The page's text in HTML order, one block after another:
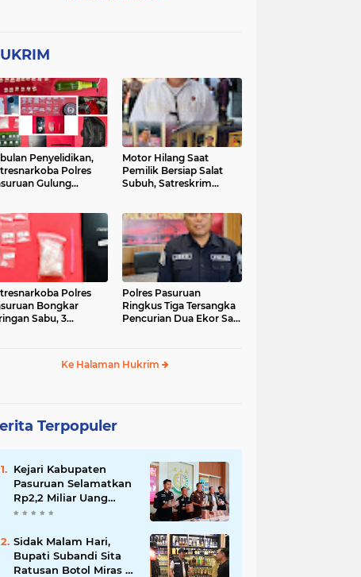
Penyelidikan,
Polres
Gulung
Motor Hilang Saat
Pemilik Bersiap Salat
Subuh, Satreskrim
Polres
Bongkar
Sabu, 3
Polres Pasuruan
Ringkus Tiga Tersangka
Pencurian Dua Ekor Sapi
Ke Halaman Hukrim
Terpopuler
Kejari Kabupaten
Pasuruan Selamatkan
Rp2,2 Miliar Uang
Negara dari Korupsi
Sidak Malam Hari,
Bupati Subandi Sita
Ratusan Botol Miras di